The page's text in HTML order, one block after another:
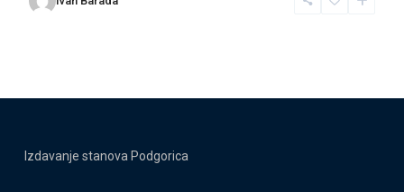
Izdavanje stanova Podgorica